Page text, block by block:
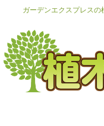
ガーデンエクスプレス